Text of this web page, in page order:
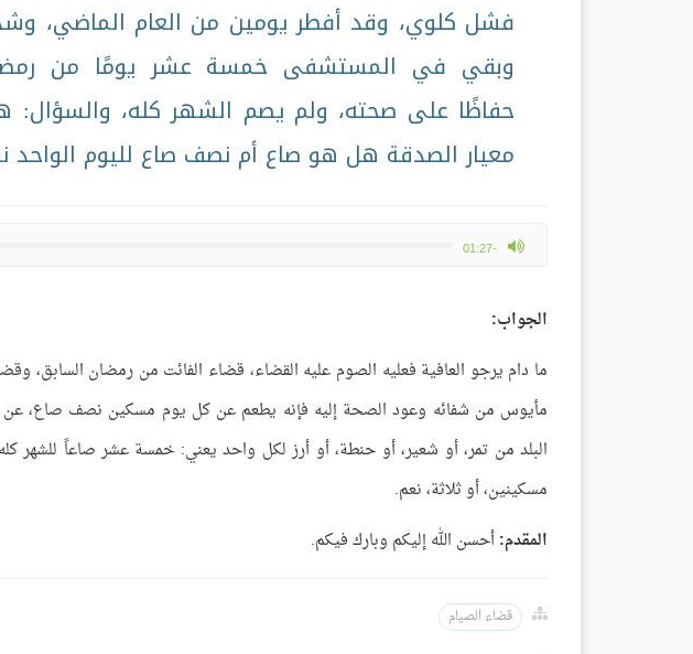
فشل كلوي، وقد أفطر يومين من العام الماضي،
وبقي في المستشفى خمسة عشر يومًا من
حفاظًا على صحته، ولم يصم الشهر كله،
معيار الصدقة هل هو صاع أم نصف صاع لليوم الواحد
-01:27
max volume
الجواب:
ما دام يرجو العافية فعليه الصوم عليه القضاء، قضاء الفائت من رمضان السابق،
مأيوس من شفائه وعود الصحة إليه فإنه يطعم عن كل يوم مسكين نصف
البلد من تمر، أو شعير، أو حنطة، أو أرز لكل واحد يعني: خمسة عشر صاعاً
مسكينين، أو ثلاثة، نعم.
المقدم:أحسن الله إليكم وبارك فيكم.
قضاء الصيام